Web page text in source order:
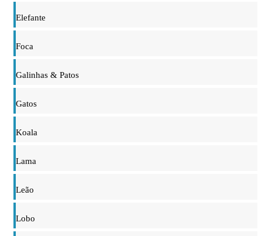
Elefante
Foca
Galinhas & Patos
Gatos
Koala
Lama
Leão
Lobo